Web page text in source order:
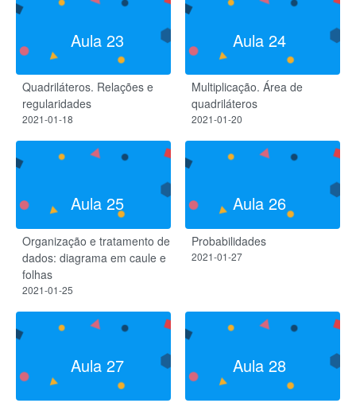
Aula 23
Quadriláteros. Relações e
regularidades
2021-01-18
Aula 24
Multiplicação. Área de
quadriláteros
2021-01-20
Aula 25
Organização e tratamento de
dados: diagrama em caule e
folhas
2021-01-25
Aula 26
Probabilidades
2021-01-27
Aula 27 Aula 28